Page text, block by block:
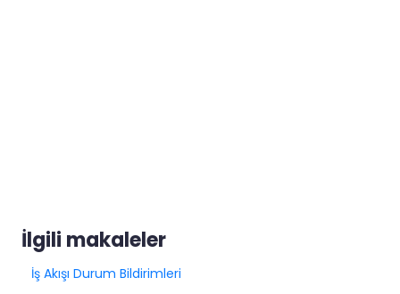
İlgili makaleler
İş Akışı Durum Bildirimleri